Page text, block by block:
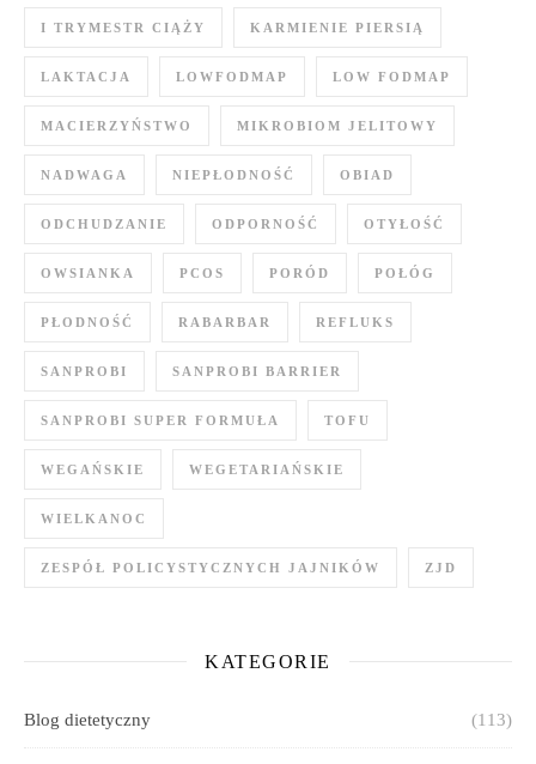
I TRYMESTR CIĄŻY KARMIENIE PIERSIĄ
LAKTACJA LOWFODMAP LOW FODMAP
MACIERZYŃSTWO MIKROBIOM JELITOWY
NADWAGA NIEPŁODNOŚĆ OBIAD
ODCHUDZANIE ODPORNOŚĆ OTYŁOŚĆ
OWSIANKA PCOS PORÓD POŁÓG
PŁODNOŚĆ RABARBAR REFLUKS
SANPROBI SANPROBI BARRIER
SANPROBI SUPER FORMUŁA TOFU
WEGAŃSKIE WEGETARIAŃSKIE
WIELKANOC
ZESPÓŁ POLICYSTYCZNYCH JAJNIKÓW ZJD
KATEGORIE
Blog dietetyczny (113)